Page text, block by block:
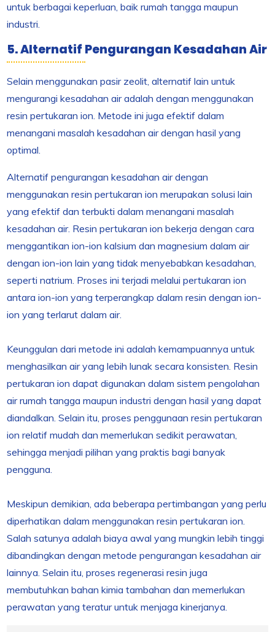
untuk berbagai keperluan, baik rumah tangga maupun
industri.
5. Alternatif Pengurangan Kesadahan Air
Selain menggunakan pasir zeolit, alternatif lain untuk
mengurangi kesadahan air adalah dengan menggunakan
resin pertukaran ion. Metode ini juga efektif dalam
menangani masalah kesadahan air dengan hasil yang
optimal.
Alternatif pengurangan kesadahan air dengan
menggunakan resin pertukaran ion merupakan solusi lain
yang efektif dan terbukti dalam menangani masalah
kesadahan air. Resin pertukaran ion bekerja dengan cara
menggantikan ion-ion kalsium dan magnesium dalam air
dengan ion-ion lain yang tidak menyebabkan kesadahan,
seperti natrium. Proses ini terjadi melalui pertukaran ion
antara ion-ion yang terperangkap dalam resin dengan ion-
ion yang terlarut dalam air.
Keunggulan dari metode ini adalah kemampuannya untuk
menghasilkan air yang lebih lunak secara konsisten. Resin
pertukaran ion dapat digunakan dalam sistem pengolahan
air rumah tangga maupun industri dengan hasil yang dapat
diandalkan. Selain itu, proses penggunaan resin pertukaran
ion relatif mudah dan memerlukan sedikit perawatan,
sehingga menjadi pilihan yang praktis bagi banyak
pengguna.
Meskipun demikian, ada beberapa pertimbangan yang perlu
diperhatikan dalam menggunakan resin pertukaran ion.
Salah satunya adalah biaya awal yang mungkin lebih tinggi
dibandingkan dengan metode pengurangan kesadahan air
lainnya. Selain itu, proses regenerasi resin juga
membutuhkan bahan kimia tambahan dan memerlukan
perawatan yang teratur untuk menjaga kinerjanya.